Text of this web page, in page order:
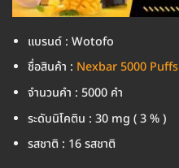
แบรนด์ : Wotofo
ชื่อสินค้า : Nexbar 5000 Puffs
จำนวนคำ : 5000 คำ
ระดับนิโคติน : 30 mg ( 3 % )
รสชาติ : 16 รสชาติ